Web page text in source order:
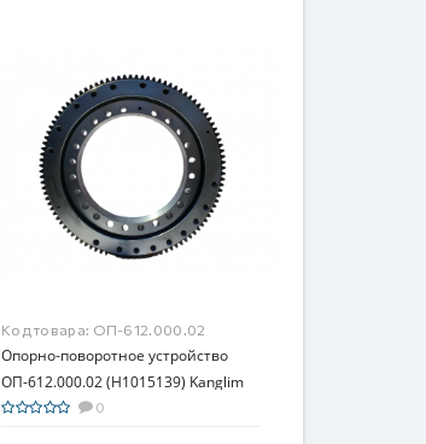
Код товара: ОП-612.000.02
Опорно-поворотное устройство
ОП-612.000.02 (H1015139) Kanglim
KS 1756
0